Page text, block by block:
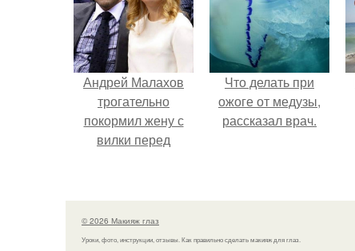
Андрей Малахов
трогательно
покормил жену с
вилки перед
поклонников.
Что делать при
ожоге от медузы,
рассказал врач.
© 2026 Макияж глаз
Уроки, фото, инструкции, отзывы. Как правильно сделать макияж для глаз.